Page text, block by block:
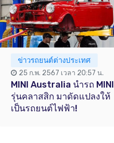
ข่าวรถยนต์ต่างประเทศ
25 ก.พ. 2567 เวลา 20:57 น.
MINI Australia นำรถ MINI
รุ่นคลาสสิก มาดัดแปลงให้
เป็นรถยนต์ไฟฟ้า!